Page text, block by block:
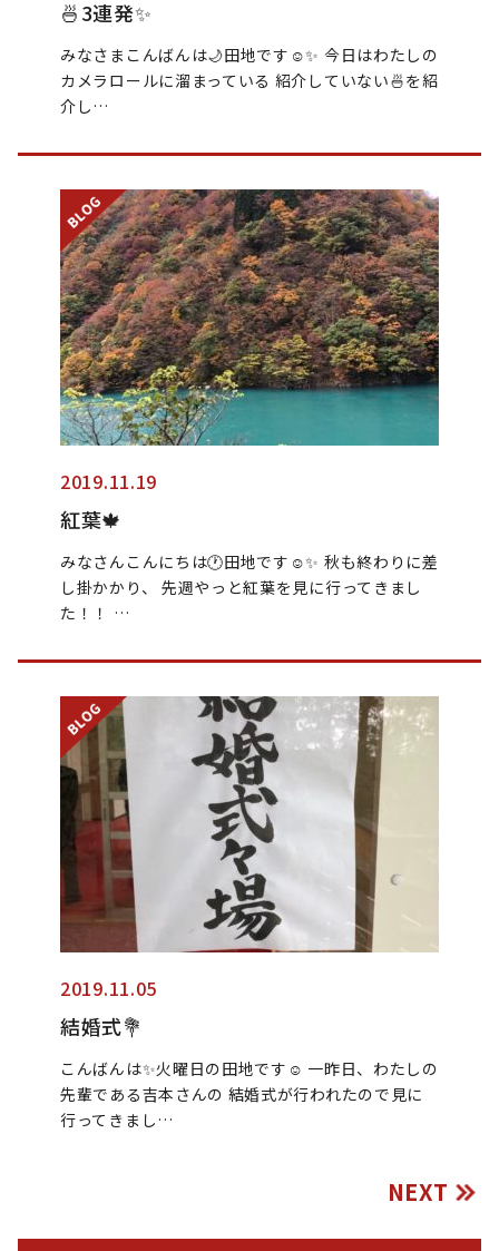
🍜3連発✨
みなさまこんばんは🌙田地です☺︎✨ 今日はわたしの
カメラロールに溜まっている 紹介していない🍜を紹
介し…
2019.11.19
紅葉🍁
みなさんこんにちは🕐田地です☺︎✨ 秋も終わりに差
し掛かかり、 先週やっと紅葉を見に行ってきまし
た！！ …
2019.11.05
結婚式💐
こんばんは✨火曜日の田地です☺︎ 一昨日、わたしの
先輩である吉本さんの 結婚式が行われたので見に
行ってきまし…
NEXT